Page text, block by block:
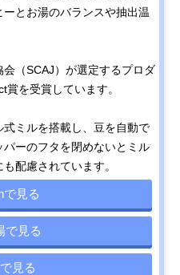
とお湯のバランスや抽出温
（SCAJ）が選定するプロダ
を受賞しています。
ミルを搭載し、豆を自動で
ーのフタを閉めないとミル
配慮されています。
で見る
で見る
見る